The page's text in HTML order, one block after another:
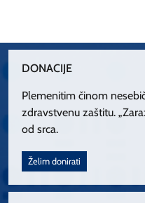
DONACIJE
Plemenitim činom
zdravstvenu zaštitu.
od srca.
Želim donirati